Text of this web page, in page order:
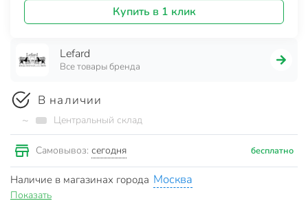
Купить в 1 клик
Lefard
Все товары бренда
В наличии
~ Центральный склад
Самовывоз: сегодня бесплатно
Наличие в магазинах города Москва
Показать